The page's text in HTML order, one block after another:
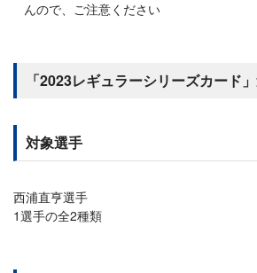
んので、ご注意ください
「2023レギュラーシリーズカード
対象選手
西浦直亨選手
1選手の全2種類